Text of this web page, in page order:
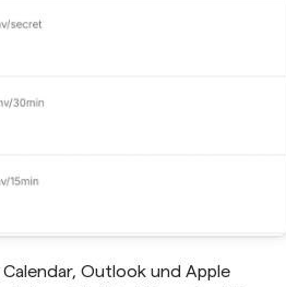
Outlook und Apple